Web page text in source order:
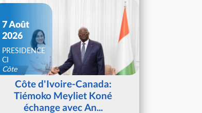
7 Août
2026
PRESIDENCE
CI
Côte
d'IvoireCôte d'Ivoire-Canada:
Tiémoko Meyliet Koné
échange avec An...